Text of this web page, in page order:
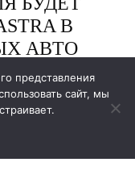
представления
сайт, мы